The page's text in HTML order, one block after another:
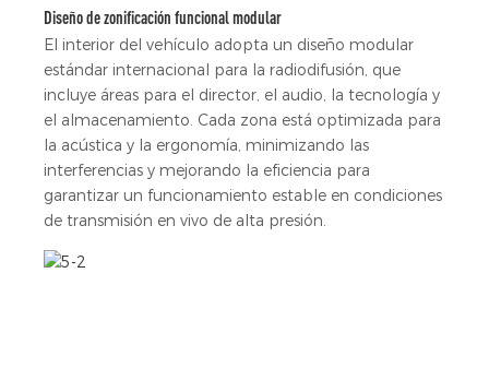
Diseño de zonificación funcional modular
El interior del vehículo adopta un diseño modular
estándar internacional para la radiodifusión, que
incluye áreas para el director, el audio, la tecnología y
el almacenamiento. Cada zona está optimizada para
la acústica y la ergonomía, minimizando las
interferencias y mejorando la eficiencia para
garantizar un funcionamiento estable en condiciones
de transmisión en vivo de alta presión.